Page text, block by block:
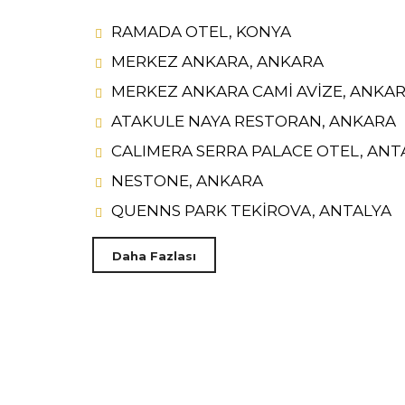
RAMADA OTEL, KONYA
MERKEZ ANKARA, ANKARA
MERKEZ ANKARA CAMİ AVİZE,
ATAKULE NAYA RESTORAN, ANKARA
CALIMERA SERRA PALACE OTEL,
NESTONE, ANKARA
QUENNS PARK TEKİROVA, ANTALYA
Daha Fazlası